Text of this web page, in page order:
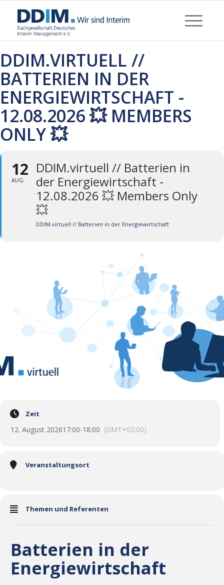
DDIM.VIRTUELL //
BATTERIEN IN DER
ENERGIEWIRTSCHAFT -
12.08.2026 💥 MEMBERS
ONLY 💥
12
AUG
DDIM.virtuell // Batterien in
der Energiewirtschaft -
12.08.2026 💥 Members Only
💥
DDIM.virtuell // Batterien in der Energiewirtschaft
Zeit
12. August 202617:00-18:00 (GMT+02:00)
Veranstaltungsort
Themen und Referenten
Batterien in der
Energiewirtschaft